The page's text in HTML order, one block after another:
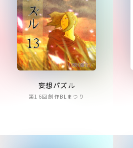
妄想パズル
第16回創作BLまつり